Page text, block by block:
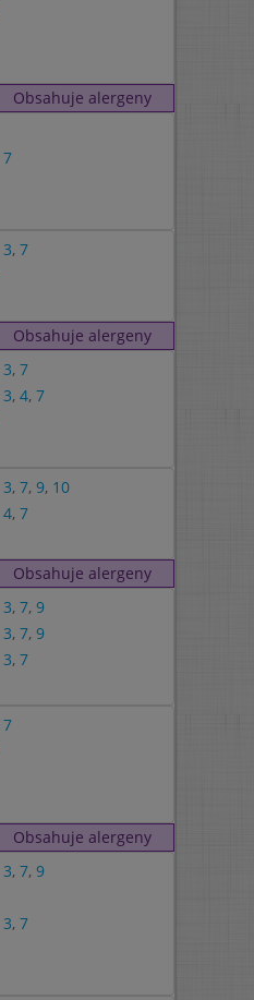
Obsahuje alergeny
7
3, 7
Obsahuje alergeny
3, 7
3, 4, 7
3, 7, 9, 10
4, 7
Obsahuje alergeny
3, 7, 9
3, 7, 9
3, 7
7
Obsahuje alergeny
3, 7, 9
3, 7